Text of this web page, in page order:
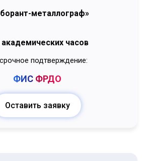
металлограф»
академических часов
подтверждение:
ФИС ФРДО
Оставить заявку